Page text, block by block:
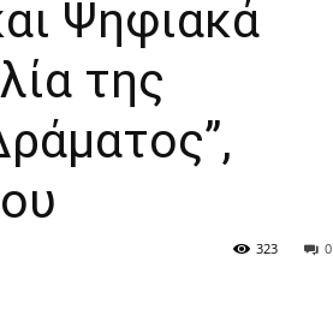
Ψηφιακά
της
0
323